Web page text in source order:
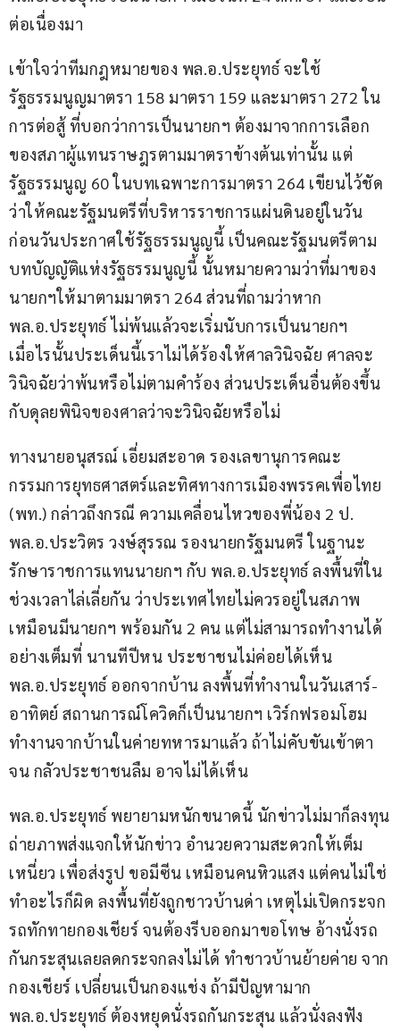
ต่อเนื่องมา
เข้าใจว่าทีมกฎหมายของ พล.อ.ประยุทธ์ จะใช้
รัฐธรรมนูญมาตรา 158 มาตรา 159 และมาตรา 272 ใน
การต่อสู้ ที่บอกว่าการเป็นนายกฯ ต้องมาจากการเลือก
ของสภาผู้แทนราษฎรตามมาตราข้างต้นเท่านั้น แต่
รัฐธรรมนูญ 60 ในบทเฉพาะการมาตรา 264 เขียนไว้ชัด
ว่าให้คณะรัฐมนตรีที่บริหารราชการแผ่นดินอยู่ในวัน
ก่อนวันประกาศใช้รัฐธรรมนูญนี้ เป็นคณะรัฐมนตรีตาม
บทบัญญัติแห่งรัฐธรรมนูญนี้ นั้นหมายความว่าที่มาของ
นายกฯให้มาตามมาตรา 264 ส่วนที่ถามว่าหาก
พล.อ.ประยุทธ์ ไม่พ้นแล้วจะเริ่มนับการเป็นนายกฯ
เมื่อไรนั้นประเด็นนี้เราไม่ได้ร้องให้ศาลวินิจฉัย ศาลจะ
วินิจฉัยว่าพ้นหรือไม่ตามคำร้อง ส่วนประเด็นอื่นต้องขึ้น
กับดุลยพินิจของศาลว่าจะวินิจฉัยหรือไม่
ทางนายอนุสรณ์ เอี่ยมสะอาด รองเลขานุการคณะ
กรรมการยุทธศาสตร์และทิศทางการเมืองพรรคเพื่อไทย
(พท.) กล่าวถึงกรณี ความเคลื่อนไหวของพี่น้อง 2 ป.
พล.อ.ประวิตร วงษ์สุรรณ รองนายกรัฐมนตรี ในฐานะ
รักษาราชการแทนนายกฯ กับ พล.อ.ประยุทธ์ ลงพื้นที่ใน
ช่วงเวลาไล่เลี่ยกัน ว่าประเทศไทยไม่ควรอยู่ในสภาพ
เหมือนมีนายกฯ พร้อมกัน 2 คน แต่ไม่สามารถทำงานได้
อย่างเต็มที่ นานทีปีหน ประชาชนไม่ค่อยได้เห็น
พล.อ.ประยุทธ์ ออกจากบ้าน ลงพื้นที่ทำงานในวันเสาร์-
อาทิตย์ สถานการณ์โควิดก็เป็นนายกฯ เวิร์กฟรอมโฮม
ทำงานจากบ้านในค่ายทหารมาแล้ว ถ้าไม่คับขันเข้าตา
จน กลัวประชาชนลืม อาจไม่ได้เห็น
พล.อ.ประยุทธ์ พยายามหนักขนาดนี้ นักข่าวไม่มาก็ลงทุน
ถ่ายภาพส่งแจกให้นักข่าว อำนวยความสะดวกให้เต็ม
เหนี่ยว เพื่อส่งรูป ขอมีซีน เหมือนคนหิวแสง แต่คนไม่ใช่
ทำอะไรก็ผิด ลงพื้นที่ยังถูกชาวบ้านด่า เหตุไม่เปิดกระจก
รถทักทายกองเชียร์ จนต้องรีบออกมาขอโทษ อ้างนั่งรถ
กันกระสุนเลยลดกระจกลงไม่ได้ ทำชาวบ้านย้ายค่าย จาก
กองเชียร์ เปลี่ยนเป็นกองแช่ง ถ้ามีปัญหามาก
พล.อ.ประยุทธ์ ต้องหยุดนั่งรถกันกระสุน แล้วนั่งลงฟัง